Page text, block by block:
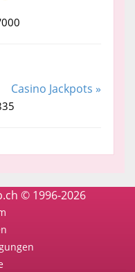
Casino Jackpots »
© 1996-2026